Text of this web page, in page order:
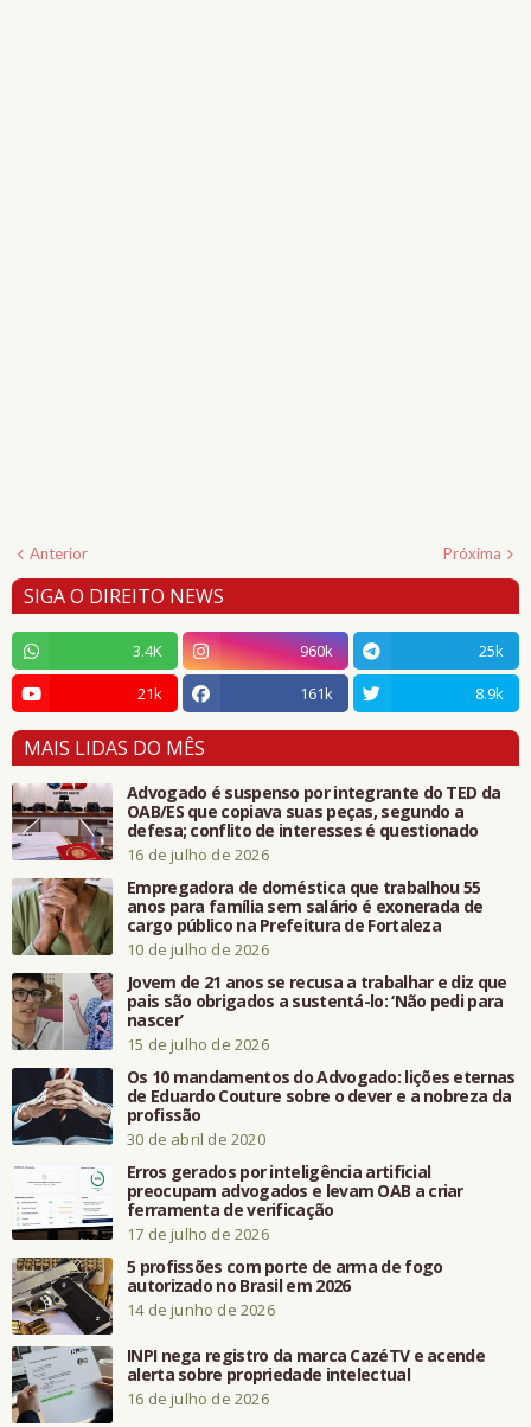
Anterior Próxima
SIGA O DIREITO NEWS
3.4K 960k
25k
21k
161k 8.9k
MAIS LIDAS DO MÊS
Advogado é suspenso por integrante do TED da
OAB/ES que copiava suas peças, segundo a
defesa; conflito de interesses é questionado
16 de julho de 2026
Empregadora de doméstica que trabalhou 55
anos para família sem salário é exonerada de
cargo público na Prefeitura de Fortaleza
10 de julho de 2026
Jovem de 21 anos se recusa a trabalhar e diz que
pais são obrigados a sustentá-lo: ‘Não pedi para
nascer’
15 de julho de 2026
Os 10 mandamentos do Advogado: lições eternas
de Eduardo Couture sobre o dever e a nobreza da
profissão
30 de abril de 2020
Erros gerados por inteligência artificial
preocupam advogados e levam OAB a criar
ferramenta de verificação
17 de julho de 2026
5 profissões com porte de arma de fogo
autorizado no Brasil em 2026
14 de junho de 2026
INPI nega registro da marca CazéTV e acende
alerta sobre propriedade intelectual
16 de julho de 2026